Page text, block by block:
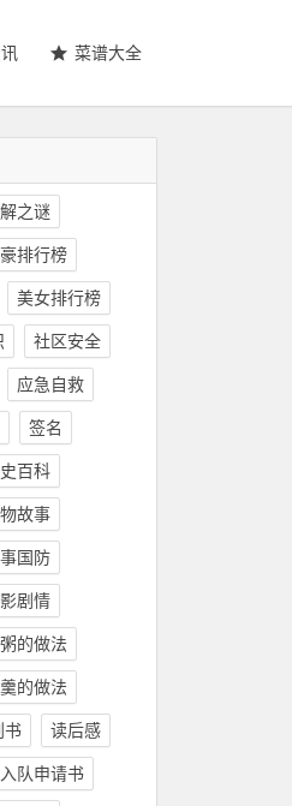
菜谱大全
之谜
排行榜
美女排行榜
社区安全
应急自救
签名
百科
故事
国防
剧情
粥的做法
的做法
书 读后感
队申请书